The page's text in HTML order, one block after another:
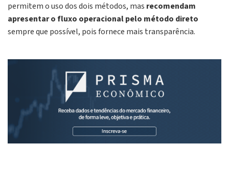
permitem o uso dos dois métodos, mas recomendam
apresentar o fluxo operacional pelo método direto
sempre que possível, pois fornece mais transparência.